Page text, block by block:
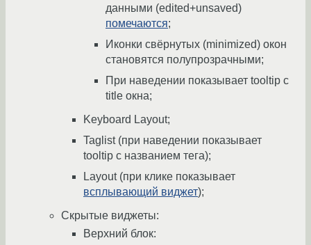
данными (edited+unsaved)
помечаются;
Иконки свёрнутых (minimized) окон
становятся полупрозрачными;
При наведении показывает tooltip с
title окна;
Keyboard Layout;
Taglist (при наведении показывает
tooltip с названием тега);
Layout (при клике показывает
всплывающий виджет);
Скрытые виджеты:
Верхний блок: